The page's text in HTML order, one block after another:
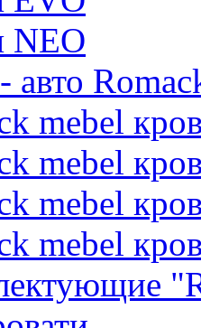
NEO
авто
mebel
mebel
mebel
mebel